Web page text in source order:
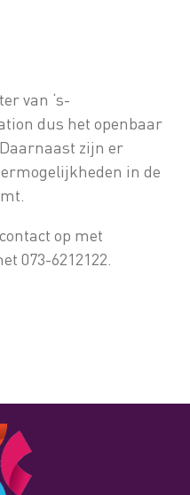
van ‘s-
dus het openbaar
zijn er
in de
op met
073-6212122.